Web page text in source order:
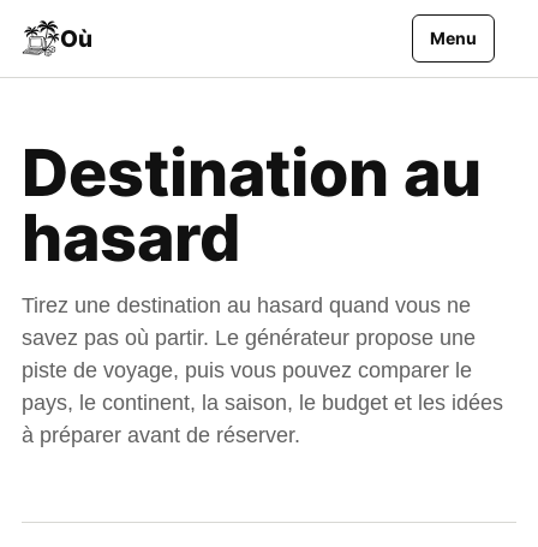
Où Menu
Destination au
hasard
Tirez une destination au hasard quand vous ne
savez pas où partir. Le générateur propose une
piste de voyage, puis vous pouvez comparer le
pays, le continent, la saison, le budget et les idées
à préparer avant de réserver.